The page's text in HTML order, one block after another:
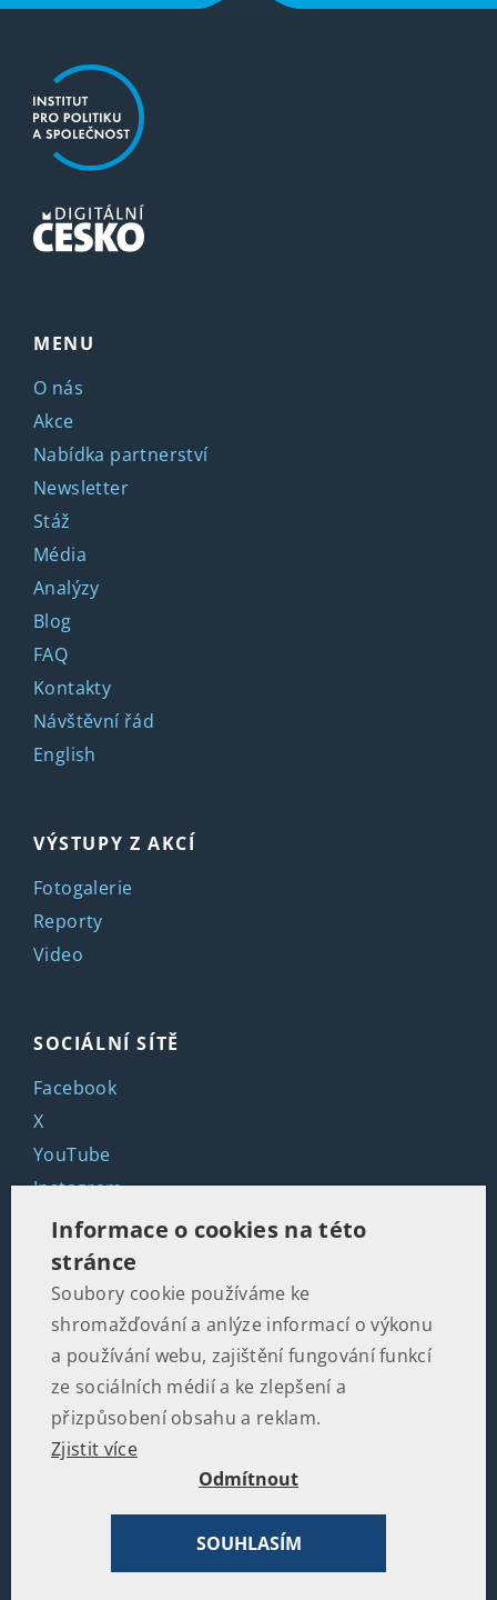
MENU
O nás
Akce
Nabídka partnerství
Newsletter
Stáž
Média
Analýzy
Blog
FAQ
Kontakty
Návštěvní řád
English
VÝSTUPY Z AKCÍ
Fotogalerie
Reporty
Video
SOCIÁLNÍ SÍTĚ
Facebook
X
YouTube
Instagram
LinkedIn
KONTAKTY
Martinská 2, 110 00 Praha 1
+420 602 502 674
office@politikaspolecnost.cz
Institut pro politiku a společnost
Informace o cookies na této
stránce
Soubory cookie používáme ke
shromažďování a anlýze informací o výkonu
a používání webu, zajištění fungování funkcí
ze sociálních médií a ke zlepšení a
přizpůsobení obsahu a reklam.
Zjistit více
Odmítnout
SOUHLASÍM